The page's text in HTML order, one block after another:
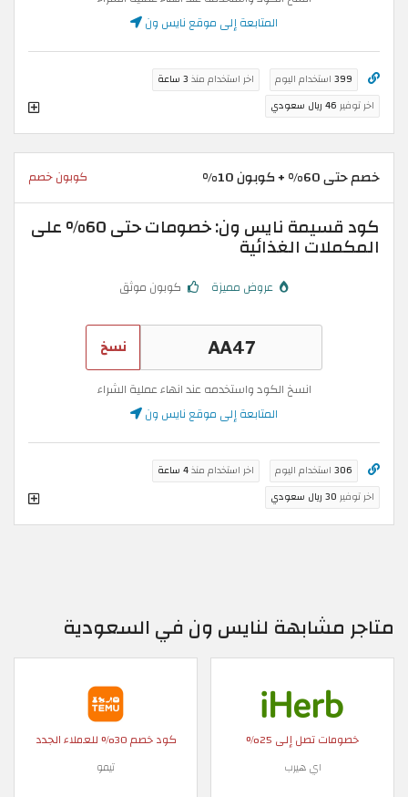
المتابعة إلى موقع نايس ون
399 استخدام اليوم اخر استخدام منذ 3 ساعة
اخر توفير 46 ريال سعودي
خصم حتى 60% + كوبون 10% كوبون خصم
كود قسيمة نايس ون: خصومات حتى 60% على
المكملات الغذائية
عروض مميزة كوبون موثق
نسخ
انسخ الكود واستخدمه عند انهاء عملية الشراء
المتابعة إلى موقع نايس ون
306 استخدام اليوم اخر استخدام منذ4 ساعة
اخر توفير 30 ريال سعودي
متاجر مشابهة لنايس ون في السعودية
خصومات تصل إلى 25%
اي هيرب
كود خصم 30% للعملاء الجدد
تيمو